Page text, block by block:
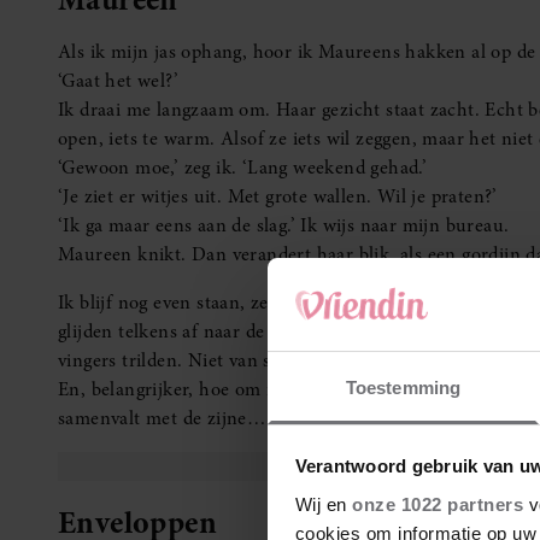
Toestemming
Verantwoord gebruik van
Wij en onze 1022 partners
cookies om informatie op
Als ik mijn jas ophang, hoor ik Maureens hakken al op
‘Gaat het wel?’
Ik draai me langzaam om. Haar gezicht staat zacht.
open, iets te warm. Alsof ze iets wil zeggen, maar het
‘Gewoon moe,’ zeg ik. ‘Lang weekend gehad.’
‘Je ziet er witjes uit. Met grote wallen. Wil je praten?’
‘Ik ga maar eens aan de slag.’ Ik wijs naar mijn bureau.
Maureen knikt. Dan verandert haar blik, als een gordijn
Ik blijf nog even staan, zet mijn tas neer, start mijn
glijden telkens af naar de enveloppen. De handschriften.
vingers trilden. Niet van spanning, maar misselijkheid.
En, belangrijker, hoe om ik ongeschonden uit deze
samenvalt met de zijne…
Enveloppen